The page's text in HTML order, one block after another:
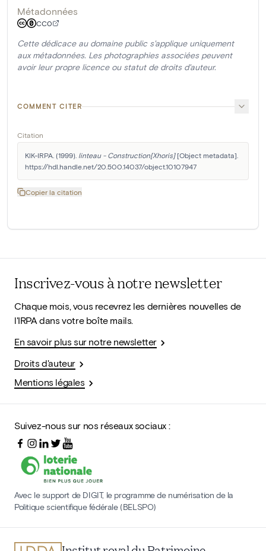
Métadonnées
CC0
Cette dédicace au domaine public s'applique uniquement
aux métadonnées. Les photographies associées peuvent
avoir leur propre licence ou statut de droits d'auteur.
COMMENT CITER
Citation
KIK-IRPA. (1999). linteau - Construction[Xhoris] [Object metadata].
https://hdl.handle.net/20.500.14037/object.10107947
Copier la citation
Inscrivez-vous à notre newsletter
Chaque mois, vous recevrez les dernières nouvelles de
l'IRPA dans votre boîte mails.
En savoir plus sur notre newsletter
Droits d'auteur
Mentions légales
Suivez-nous sur nos réseaux sociaux :
Avec le support de DIGIT, le programme de numérisation de la
Politique scientifique fédérale (BELSPO)